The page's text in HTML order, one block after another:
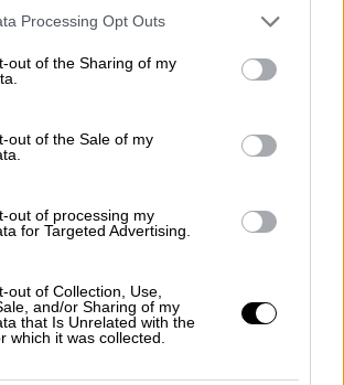
website/app uses one or more Google
visit or usage behaviour. You may click to
to Google and its third-party tags to
below specified purposes in below Google
Processing Opt Outs
out of the Sharing of my
out of the Sale of my
out of processing my
for Targeted Advertising.
out of Collection, Use,
and/or Sharing of my
that Is Unrelated with the
which it was collected.
μέσω των Γραφείων Τύπου, σε
που καθίσταται
η ευρεία πληροφόρηση του
την ύπαρξη τυχόν
και άλλων
ιδιαίτερη βαρύτητα στη
επικίνδυνων παραβάσεων,
παραβάσεων που βάσει
στοιχείων ευθύνονται για
σοβαρών τροχαίων